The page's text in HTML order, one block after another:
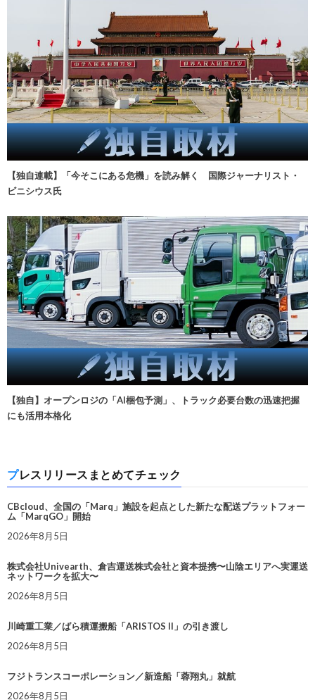
【独自連載】「今そこにある危機」を読み解く 国際ジャーナリスト・
ビニシウス氏
【独自】オープンロジの「AI梱包予測」、トラック必要台数の迅速把握
にも活用本格化
プレスリリースまとめてチェック
CBcloud、全国の「Marq」施設を起点とした新たな配送プラットフォー
ム「MarqGO」開始
2026年8月5日
株式会社Univearth、倉吉運送株式会社と資本提携〜山陰エリアへ実運送
ネットワークを拡大〜
2026年8月5日
川崎重工業／ばら積運搬船「ARISTOS II」の引き渡し
2026年8月5日
フジトランスコーポレーション／新造船「蓉翔丸」就航
2026年8月5日